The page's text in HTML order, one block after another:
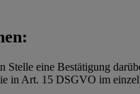
eine Bestätigung
in Art. 15 DSGVO im